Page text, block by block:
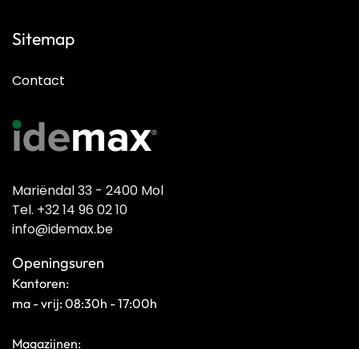
Sitemap
Contact
Mariëndal 33 - 2400 Mol
Tel. +32 14 96 02 10
info@idemax.be
Openingsuren
Kantoren:
ma - vrij: 08:30h - 17:00h
Magazijnen: